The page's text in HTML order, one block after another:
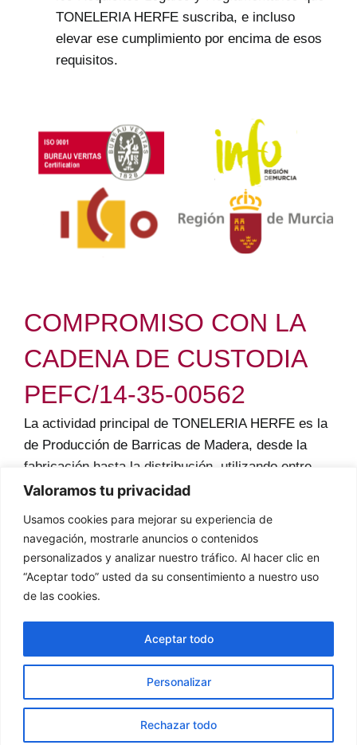
Valoramos tu privacidad
Usamos cookies para mejorar su experiencia de
navegación, mostrarle anuncios o contenidos
personalizados y analizar nuestro tráfico. Al hacer clic en
“Aceptar todo” usted da su consentimiento a nuestro uso
de las cookies.
Personalizar
Rechazar todo
Aceptar todo
TONELERIA HERFE suscriba, e incluso
elevar ese cumplimiento por encima de esos
requisitos.
COMPROMISO CON LA
CADENA DE CUSTODIA
PEFC/14-35-00562
La actividad principal de TONELERIA HERFE es la
de Producción de Barricas de Madera, desde la
fabricación hasta la distribución, utilizando entre
nuestras materias primas de madera y metal,
nacimiento, nuestra empresa está comprometida
con el uso de estos productos como material
sostenible y de alta calidad. Así mismo, nuestra
política siempre ha sido la de tender a la excelencia
nuestros trabajadores, lo que se traduce en una
mejora continua de sus condiciones de seguridad y
A este compromiso queremos añadir el de